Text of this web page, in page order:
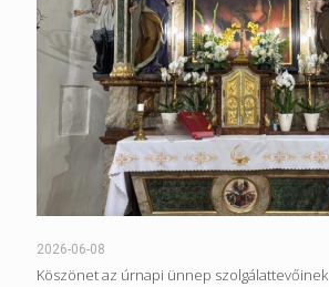
2026-06-08
Köszönet az úrnapi ünnep szolgálattevőinek